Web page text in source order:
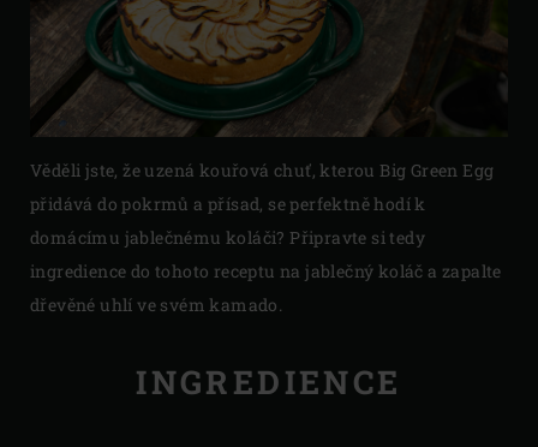
Věděli jste, že uzená kouřová chuť, kterou Big Green Egg
přidává do pokrmů a přísad, se perfektně hodí k
domácímu jablečnému koláči? Připravte si tedy
ingredience do tohoto receptu na jablečný koláč a zapalte
dřevěné uhlí ve svém kamado.
INGREDIENCE